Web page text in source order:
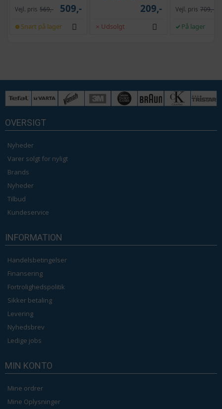
Vejl. pris 569,- 509,-
Snart på lager
209,-
Udsolgt
Vejl. pris 709,-
På lager
OVERSIGT
Nyheder
Varer solgt for nyligt
Brands
Nyheder
Tilbud
Kundeservice
INFORMATION
Handelsbetingelser
Finansering
Fortrolighedspolitik
Sikker betaling
Levering
Nyhedsbrev
Ledige jobs
MIN KONTO
Mine ordrer
Mine Oplysninger